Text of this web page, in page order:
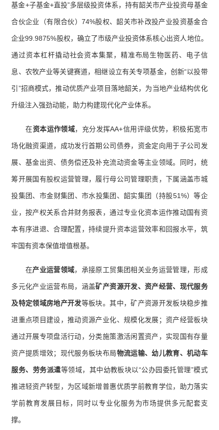
基金+子基金+直投”多层级投资体系，持有韶关市产业投资母基金
合伙企业（有限合伙）74%股权、韶关市补改投产业投资基金合
企业99.9875%股权，确立了市级产业投资体系核心出资人地位。
通过资本杠杆撬动社会资本集聚，精准布局生物医药、电子信
息、农牧产业等关键赛道，相继设立有关专项基金，创新“以投带
引”招商模式，推动优质产业项目落地韶关，为当地产业结构优化
升级注入强劲动能，助力构建现代化产业体系。
在资本运作领域，充分发挥AA+信用评级优势，积极拓宽市
场化融资渠道，成功发行首期公司债券，资金定向用于子公司发
展、基金出资、债务偿还及补充流动资金等主业领域。同时，统
筹开展国有股权运营管理，履行母公司管理职责，下属涵盖市城
投集团、市金财集团、市水投集团、韶实集团（持股51%）等企
业，按产权关系合并财务报表，通过专业化资本运作推动国有资
本有序进退、合理配置，持续提升资本运营效率和回报水平，筑
牢国有资本保值增值根基。
在产业运营领域，承接原工贸集团相关业务运营管理，形成
多元化产业运营布局，涵盖矿产资源开发、资产经营、现代服务
及特定领域房地产开发等板块。其中，矿产资源开发板块稳步推
进重点项目建设，推动资源产业化、规模化发展；资产经营板块
通过开展专项盘活行动，分类施策激活闲置资产，实现国有存量
资产提质增效；现代服务板块布局物流运输、幼儿教育、机动车
服务、劳务派遣等领域，其中幼教板块以“公办园委托管理”模式
推进轻资产转型，为区域新增普惠优质学前教育学位，助力落实
学前教育发展目标，同时以专业化服务为市场提供多元配套支
撑。